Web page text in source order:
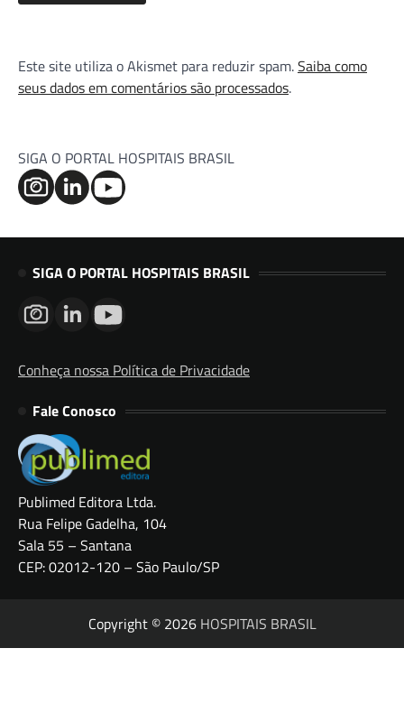
Este site utiliza o Akismet para reduzir spam.Saiba como
seus dados em comentários são processados.
SIGA O PORTAL HOSPITAIS BRASIL
SIGA O PORTAL HOSPITAIS BRASIL
Conheça nossa Política de Privacidade
Fale Conosco
Publimed Editora Ltda.
Rua Felipe Gadelha, 104
Sala 55 – Santana
CEP: 02012-120 – São Paulo/SP
Copyright © 2026 HOSPITAIS BRASIL